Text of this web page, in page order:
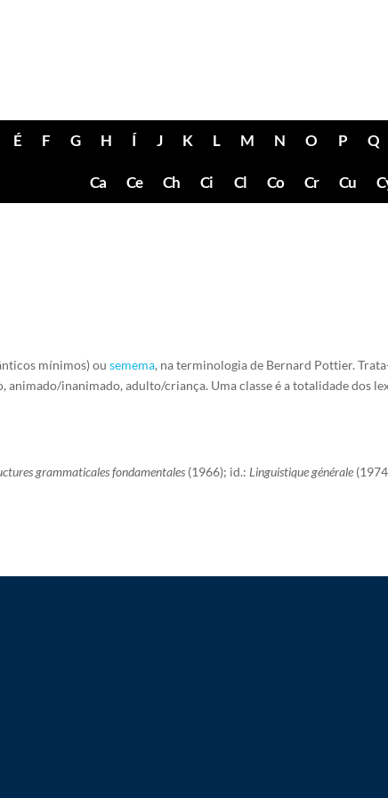
É F G H Í J K L M N O P Q
Ca Ce Ch Ci Cl Co Cr Cu
mínimos) ousemema, na terminologia de Bernard Pottier.
animado/inanimado, adulto/criança. Uma classe é a totalidade dos
grammaticales fondamentales (1966); id.: Linguistique générale